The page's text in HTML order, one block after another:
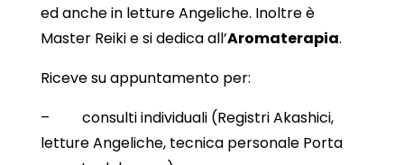
ed anche in letture Angeliche. Inoltre è
Master Reiki e si dedica all’Aromaterapia.
Riceve su appuntamento per:
– consulti individuali (Registri Akashici,
letture Angeliche, tecnica personale Porta